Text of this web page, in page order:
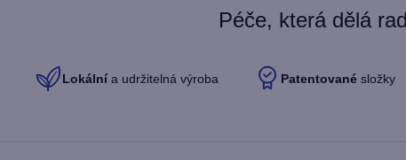
Péče, která dělá
Lokálnía udržitelná výroba Patentovanésložky